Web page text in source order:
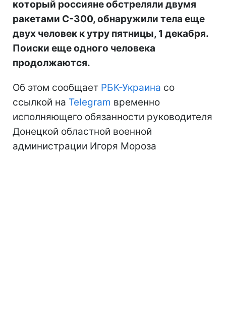
который россияне обстреляли двумя
ракетами С-300, обнаружили тела еще
двух человек к утру пятницы, 1 декабря.
Поиски еще одного человека
продолжаются.
Об этом сообщает РБК-Украина со
ссылкой на Telegram временно
исполняющего обязанности руководителя
Донецкой областной военной
администрации Игоря Мороза